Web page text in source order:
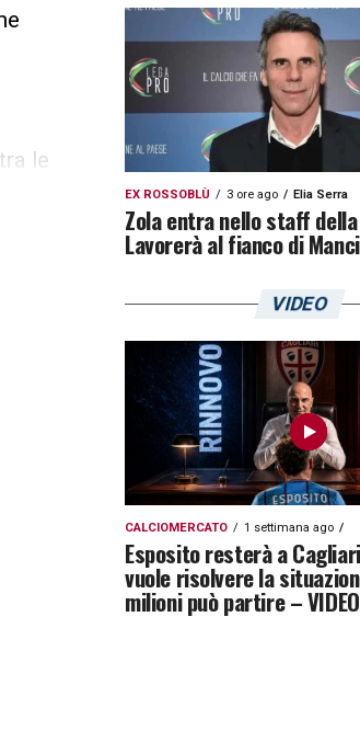
le
EX ROSSOBLÙ 3 ore ago Elia Serra
Zola entra nello staff
Lavorerà al fianco di
VIDEO
CALCIOMERCATO 1 settimana ago
Esposito resterà a
vuole risolvere la
milioni può partire – VIDEO